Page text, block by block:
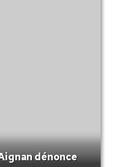
dénonce